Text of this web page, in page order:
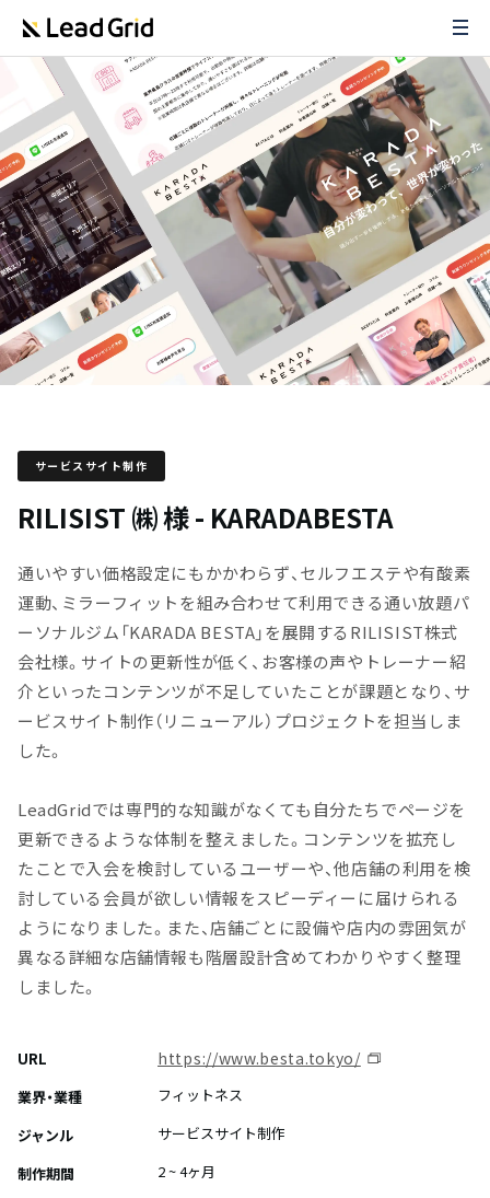
サービスサイト制作
RILISIST ㈱ 様 - KARADABESTA
通いやすい価格設定にもかかわらず、セルフエステや有酸素
運動、ミラーフィットを組み合わせて利用できる通い放題パ
ーソナルジム「KARADA BESTA」を展開するRILISIST株式
会社様。サイトの更新性が低く、お客様の声やトレーナー紹
介といったコンテンツが不足していたことが課題となり、サ
ービスサイト制作（リニューアル）プロジェクトを担当しま
した。
LeadGridでは専門的な知識がなくても自分たちでページを
更新できるような体制を整えました。コンテンツを拡充し
たことで入会を検討しているユーザーや、他店舗の利用を検
討している会員が欲しい情報をスピーディーに届けられる
ようになりました。また、店舗ごとに設備や店内の雰囲気が
異なる詳細な店舗情報も階層設計含めてわかりやすく整理
しました。
URL https://www.besta.tokyo/
業界・業種
フィットネス
ジャンル
サービスサイト制作
制作期間
2 ~ 4ヶ月